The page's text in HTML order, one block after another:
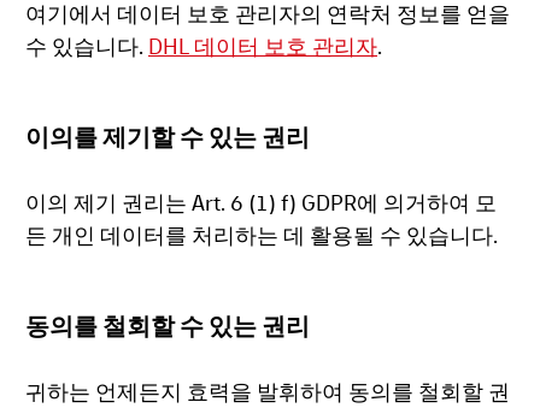
여기에서 데이터 보호 관리자의 연락처 정보를 얻을
수 있습니다. DHL 데이터 보호 관리자.
이의를 제기할 수 있는 권리
이의 제기 권리는 Art. 6 (1) f) GDPR에 의거하여 모
든 개인 데이터를 처리하는 데 활용될 수 있습니다.
동의를 철회할 수 있는 권리
귀하는 언제든지 효력을 발휘하여 동의를 철회할 권